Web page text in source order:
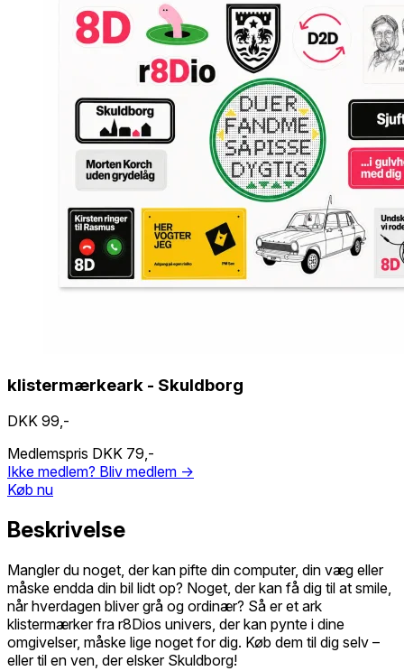
klistermærkeark - Skuldborg
DKK 99,-
Medlemspris DKK 79,-
Ikke medlem? Bliv medlem →
Køb nu
Beskrivelse
Mangler du noget, der kan pifte din computer, din væg eller
måske endda din bil lidt op? Noget, der kan få dig til at smile,
når hverdagen bliver grå og ordinær? Så er et ark
klistermærker fra r8Dios univers, der kan pynte i dine
omgivelser, måske lige noget for dig. Køb dem til dig selv –
eller til en ven, der elsker Skuldborg!